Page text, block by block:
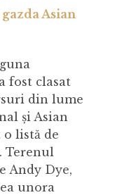
Asian
fost clasat
din lume
și Asian
listă de
Terenul
Andy Dye,
unora